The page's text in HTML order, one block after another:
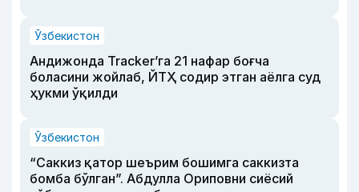
Ўзбекистон
Андижонда Tracker’га 21 нафар боғча
боласини жойлаб, ЙТҲ содир этган аёлга суд
ҳукми ўқилди
Ўзбекистон
“Саккиз қатор шеърим бошимга саккизта
бомба бўлган”. Абдулла Ориповни сиёсий